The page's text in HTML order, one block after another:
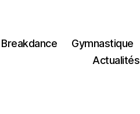
Breakdance Gymnastique
Actualités